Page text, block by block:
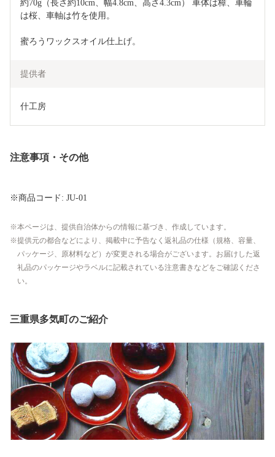
約70g（長さ約10cm、幅4.8cm、高さ4.3cm） 車体は樟、車輪
は桜、車軸は竹を使用。
蜜ろうワックスオイル仕上げ。
提供者
什工房
注意事項・その他
※商品コード: JU-01
本ページは、提供自治体からの情報に基づき、作成しています。
提供元の都合などにより、掲載中に予告なく返礼品の仕様（規格、容量、
パッケージ、原材料など）が変更される場合がございます。お届けした返
礼品のパッケージやラベルに記載されている注意書きなどをご確認くださ
い。
三重県多気町のご紹介